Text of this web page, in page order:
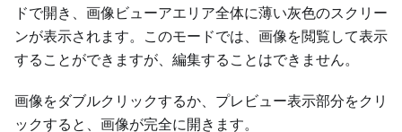
ドで開き、画像ビューアエリア全体に薄い灰色のスクリー
ンが表示されます。このモードでは、画像を閲覧して表示
することができますが、編集することはできません。
画像をダブルクリックするか、プレビュー表示部分をクリ
ックすると、画像が完全に開きます。